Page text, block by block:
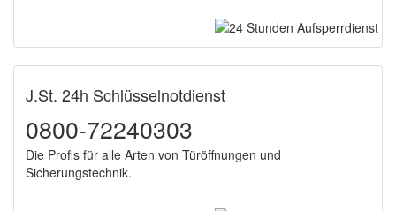
J.St. 24h Schlüsselnotdienst
0800-72240303
Die Profis für alle Arten von Türöffnungen und
Sicherungstechnik.